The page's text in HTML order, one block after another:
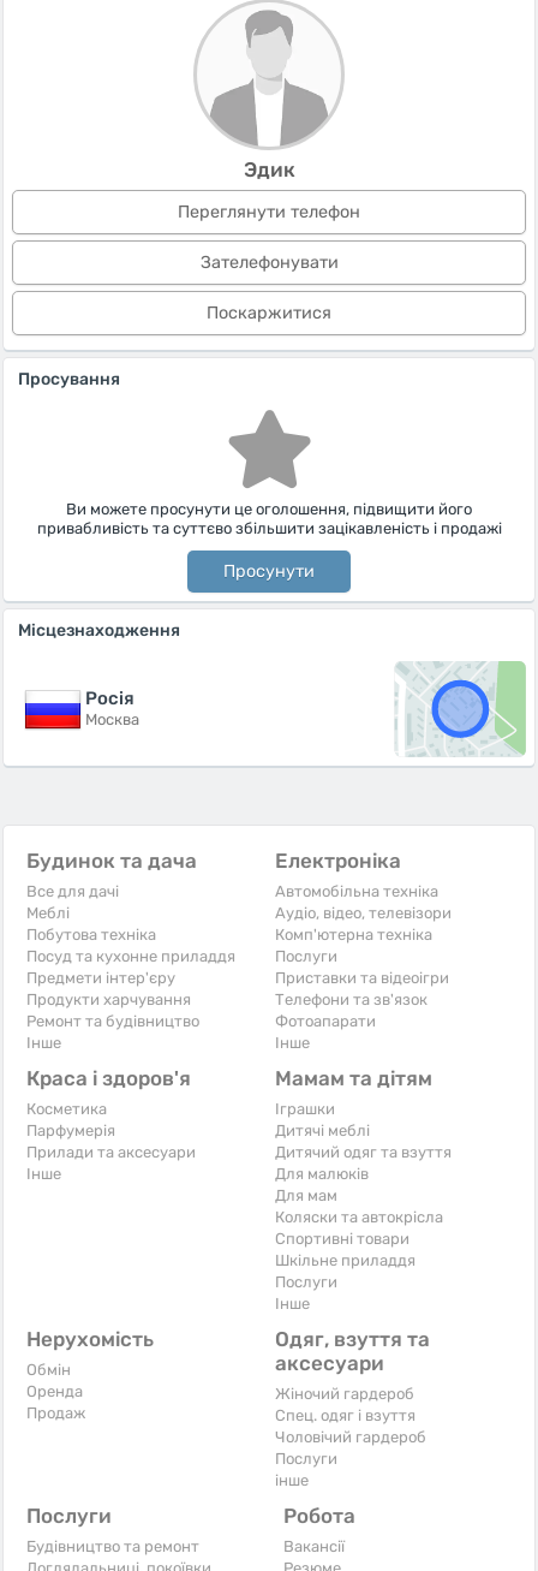
Эдик
Переглянути телефон
Зателефонувати
Поскаржитися
Просування
Ви можете просунути це оголошення, підвищити його
привабливість та суттєво збільшити зацікавленість і продажі
Просунути
Місцезнаходження
Росiя
Москва
Будинок та дача
Все для дачі
Меблі
Побутова техніка
Посуд та кухонне приладдя
Предмети інтер'єру
Продукти харчування
Ремонт та будівництво
Iнше
Електроніка
Автомобільна техніка
Аудіо, відео, телевізори
Комп'ютерна техніка
Послуги
Приставки та відеоігри
Телефони та зв'язок
Фотоапарати
Iнше
Краса і здоров'я
Косметика
Парфумерія
Прилади та аксесуари
Iнше
Мамам та дітям
Іграшки
Дитячі меблі
Дитячий одяг та взуття
Для малюків
Для мам
Коляски та автокрісла
Спортивні товари
Шкільне приладдя
Послуги
Iнше
Нерухомість
Обмін
Оренда
Продаж
Одяг, взуття та
аксесуари
Жіночий гардероб
Спец. одяг і взуття
Чоловічий гардероб
Послуги
інше
Послуги
Будівництво та ремонт
Робота
Вакансії